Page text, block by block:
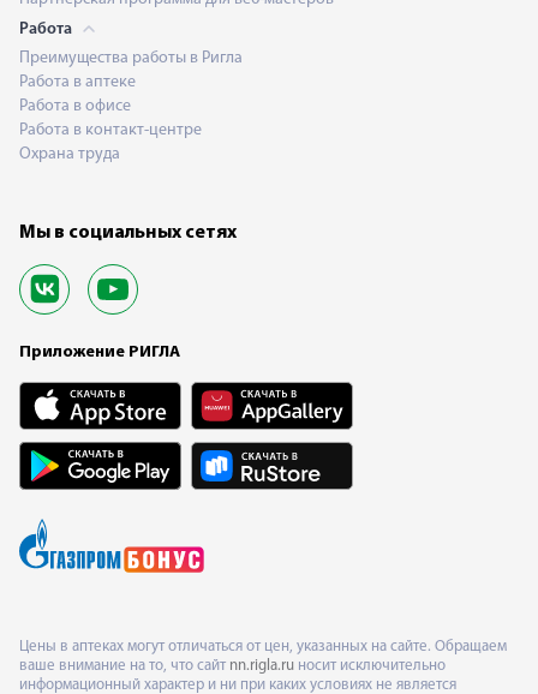
Работа
Преимущества работы в Ригла
Работа в аптеке
Работа в офисе
Работа в контакт-центре
Охрана труда
Мы в социальных сетях
Приложение РИГЛА
Цены в аптеках могут отличаться от цен, указанных на сайте. Обращаем
ваше внимание на то, что сайт nn.rigla.ru носит исключительно
информационный характер и ни при каких условиях не является